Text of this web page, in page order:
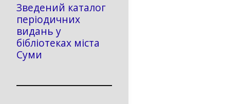
Зведений каталог
періодичних
видань у
бібліотеках міста
Суми